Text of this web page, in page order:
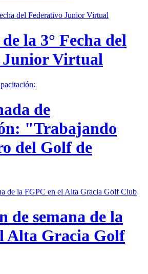
la 3° Fecha del
Junior Virtual
de
"Trabajando
del Golf de
de semana de la
Alta Gracia Golf